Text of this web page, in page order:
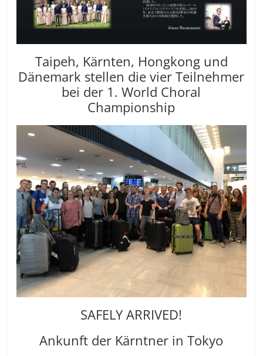
Taipeh, Kärnten, Hongkong und
Dänemark stellen die vier Teilnehmer
bei der 1. World Choral
Championship
SAFELY ARRIVED!
Ankunft der Kärntner in Tokyo